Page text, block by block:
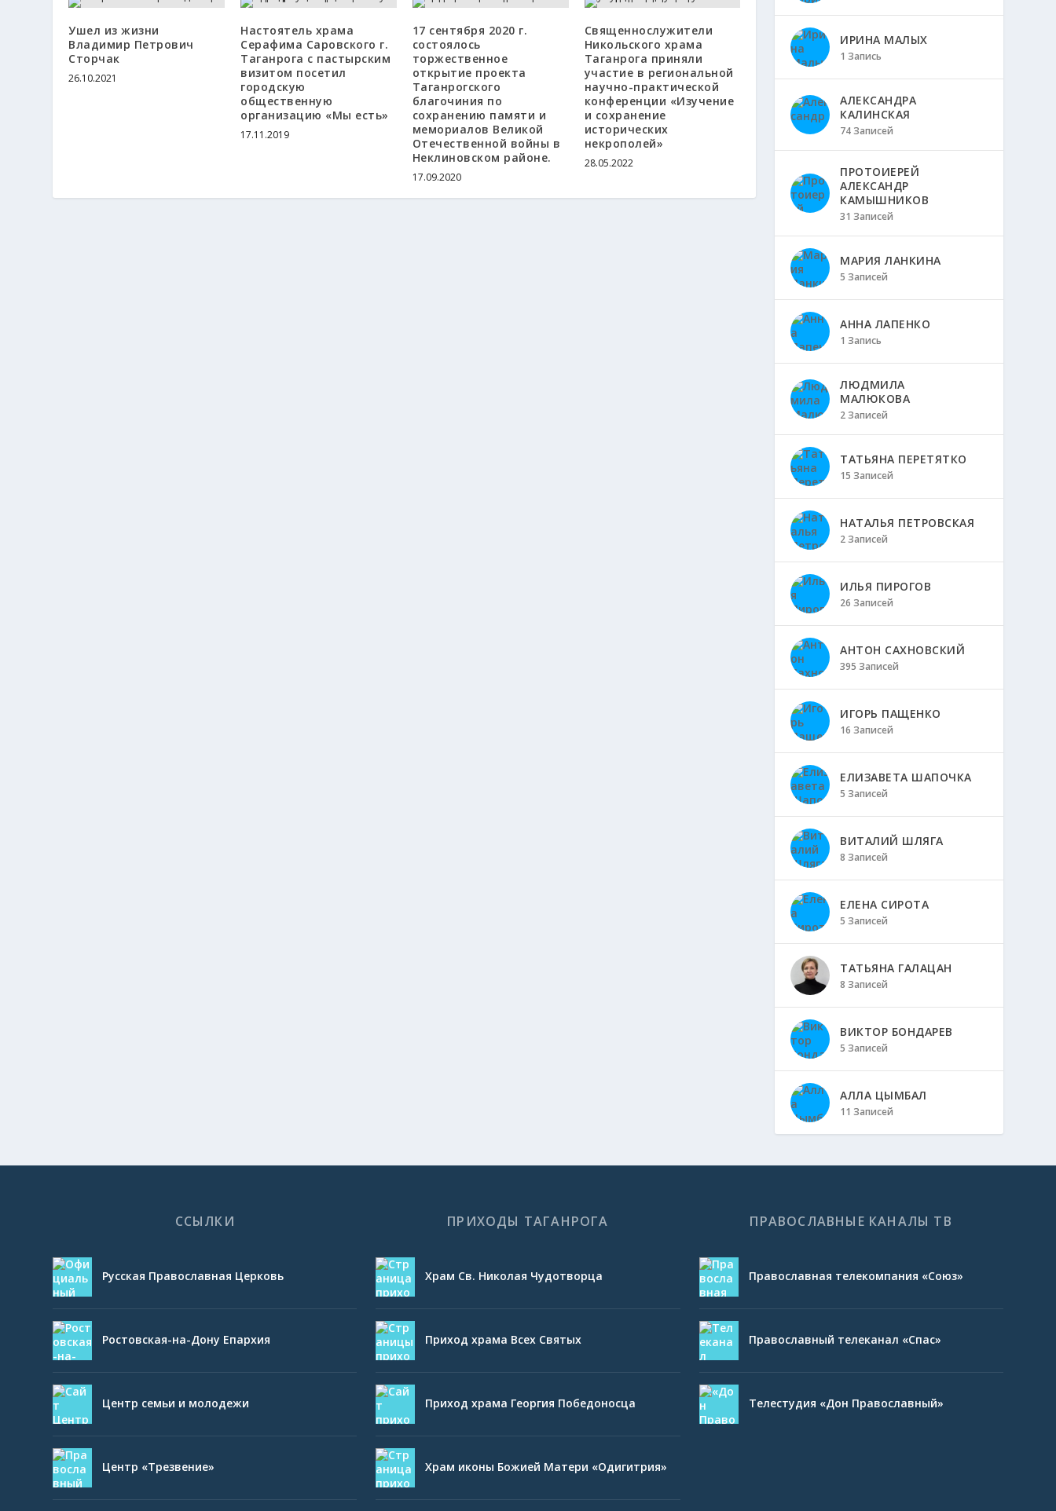
Ушел из жизни
Владимир Петрович
Сторчак
26.10.2021
Настоятель храма
Серафима Саровского г.
Таганрога с пастырским
визитом посетил
городскую
общественную
организацию «Мы есть»
17.11.2019
17 сентября 2020 г.
состоялось
торжественное
открытие проекта
Таганрогского
благочиния по
сохранению памяти и
мемориалов Великой
Отечественной войны в
Неклиновском районе.
17.09.2020
Священнослужители
Никольского храма
Таганрога приняли
участие в региональной
научно-практической
конференции «Изучение
и сохранение
исторических
некрополей»
28.05.2022
ИРИНА МАЛЫХ
1 Запись
АЛЕКСАНДРА
КАЛИНСКАЯ
74 Записей
ПРОТОИЕРЕЙ
АЛЕКСАНДР
КАМЫШНИКОВ
31 Записей
МАРИЯ ЛАНКИНА
5 Записей
АННА ЛАПЕНКО
1 Запись
ЛЮДМИЛА
МАЛЮКОВА
2 Записей
ТАТЬЯНА ПЕРЕТЯТКО
15 Записей
НАТАЛЬЯ ПЕТРОВСКАЯ
2 Записей
ИЛЬЯ ПИРОГОВ
26 Записей
АНТОН САХНОВСКИЙ
395 Записей
ИГОРЬ ПАЩЕНКО
16 Записей
ЕЛИЗАВЕТА ШАПОЧКА
5 Записей
ВИТАЛИЙ ШЛЯГА
8 Записей
ЕЛЕНА СИРОТА
5 Записей
ТАТЬЯНА ГАЛАЦАН
8 Записей
ВИКТОР БОНДАРЕВ
5 Записей
АЛЛА ЦЫМБАЛ
11 Записей
ССЫЛКИ
Русская Православная Церковь
Ростовская-на-Дону Епархия
Центр семьи и молодежи
Центр «Трезвение»
ПРИХОДЫ ТАГАНРОГА
Храм Св. Николая Чудотворца
Приход храма Всех Святых
Приход храма Георгия Победоносца
Храм иконы Божией Матери «Одигитрия»
ПРАВОСЛАВНЫЕ КАНАЛЫ ТВ
Православная телекомпания «Союз»
Православный телеканал «Спас»
Телестудия «Дон Православный»